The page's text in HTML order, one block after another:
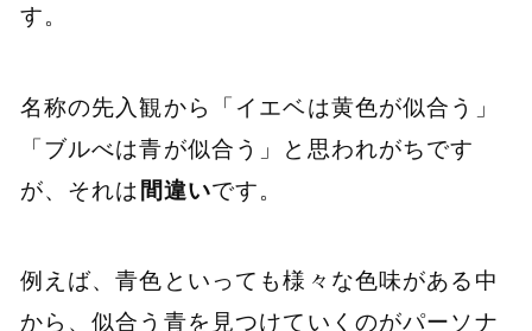
す。
名称の先入観から「イエベは黄色が似合う」
「ブルべは青が似合う」と思われがちです
が、それは間違いです。
例えば、青色といっても様々な色味がある中
から、似合う青を見つけていくのがパーソナ